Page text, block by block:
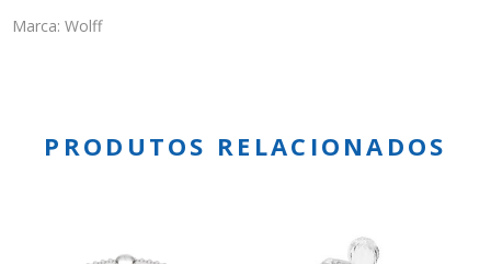
Marca: Wolff
PRODUTOS RELACIONADOS